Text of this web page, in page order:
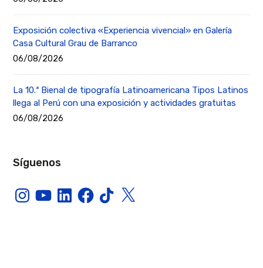
Exposición colectiva «Experiencia vivencial» en Galería
Casa Cultural Grau de Barranco
06/08/2026
La 10.ª Bienal de tipografía Latinoamericana Tipos Latinos
llega al Perú con una exposición y actividades gratuitas
06/08/2026
Síguenos
InstagramYouTubeLinkedInFacebook
TikTokX